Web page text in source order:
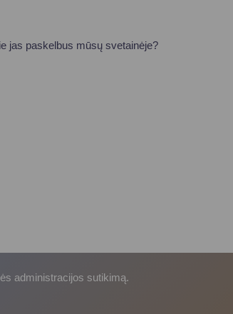
jas paskelbus mūsų svetainėje?
administracijos sutikimą.